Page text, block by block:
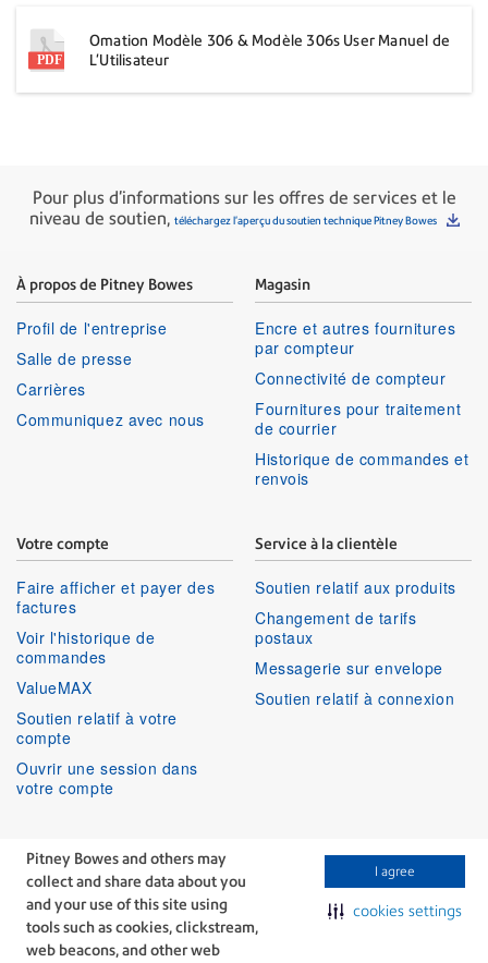
Pitney Bowes and others may
collect and share data about you
and your use of this site using
tools such as cookies, clickstream,
web beacons, and other web
I agree
cookies settings
Omation Modèle 306 & Modèle 306s User Manuel de
L'Utilisateur
Pour plus d'informations sur les offres de services et le
niveau de soutien, téléchargez l'aperçu du soutien technique Pitney Bowes
À propos de Pitney Bowes
Profil de l'entreprise
Salle de presse
Carrières
Communiquez avec nous
Magasin
Encre et autres fournitures
par compteur
Connectivité de compteur
Fournitures pour traitement
de courrier
Historique de commandes et
renvois
Votre compte
Faire afficher et payer des
factures
Voir l'historique de
commandes
ValueMAX
Soutien relatif à votre
compte
Ouvrir une session dans
votre compte
Service à la clientèle
Soutien relatif aux produits
Changement de tarifs
postaux
Messagerie sur envelope
Soutien relatif à connexion
Services aux entreprises
Services techniques
Services professionnels
Suivez-nous
Facebook
LinkedinTwitter